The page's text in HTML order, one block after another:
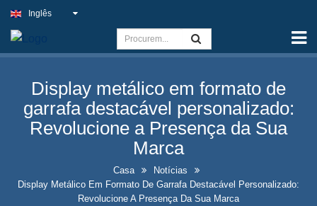
Capacidade
Sinal de Luz Fino
Placa de pub ao ar livre
Placas de Negócios Internos
Soluções Ideais para Placas
Inglês
Display metálico em formato de
garrafa destacável personalizado:
Revolucione a Presença da Sua
Marca
Casa
Notícias
Display Metálico Em Formato De Garrafa Destacável Personalizado:
Revolucione A Presença Da Sua Marca